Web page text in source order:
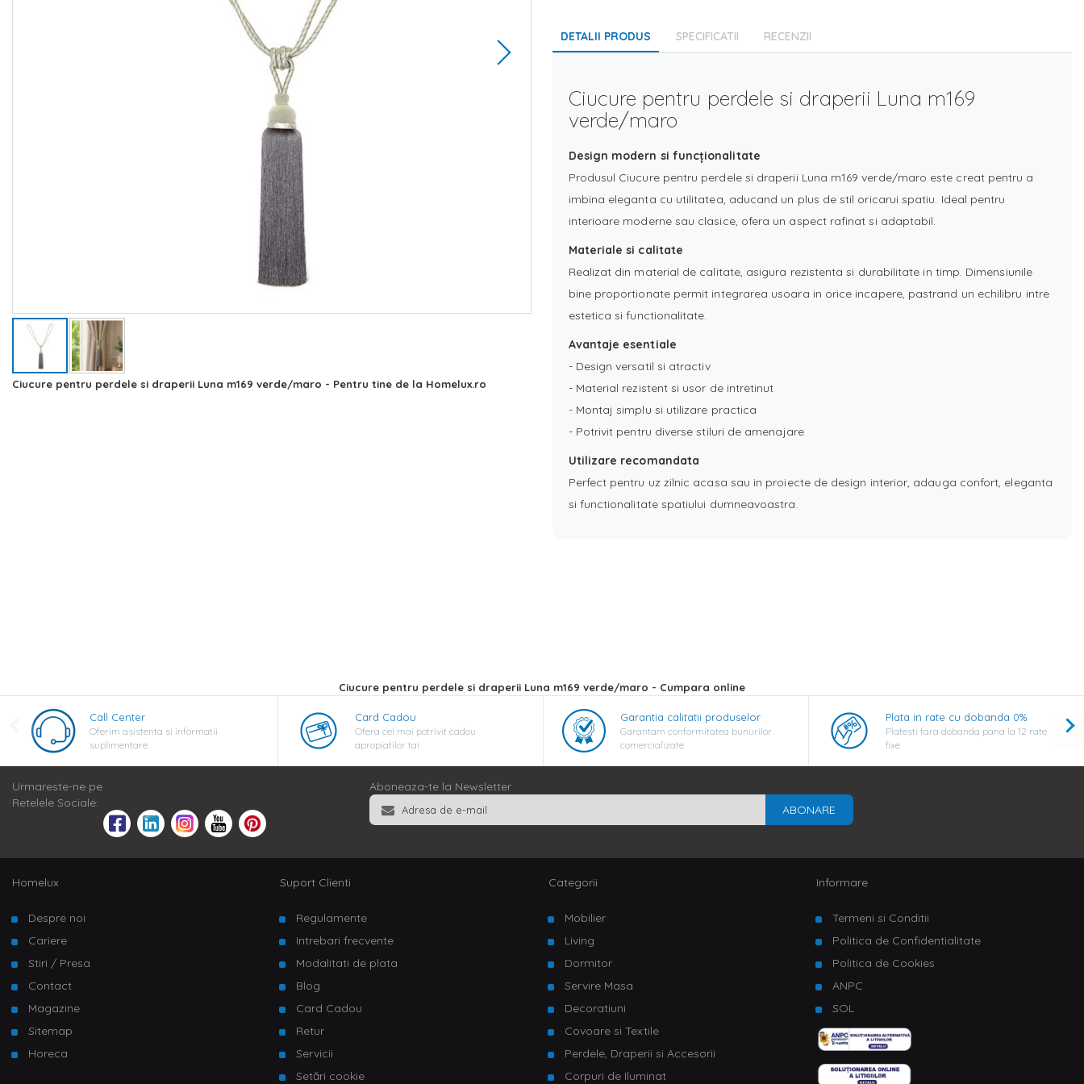
Skip
Ciucure pentru perdele si draperii Luna m169 verde/maro - Pentru tine de la Homelux.ro
DETALII PRODUS
Ciucure pentru perdele si draperii Luna m169
verde/maro
Design modern si funcționalitate
Produsul Ciucure pentru perdele si draperii Luna m169 verde/maro este creat pentru a
imbina eleganta cu utilitatea, aducand un plus de stil oricarui spatiu. Ideal pentru
interioare moderne sau clasice, ofera un aspect rafinat si adaptabil.
Materiale si calitate
Realizat din material de calitate, asigura rezistenta si durabilitate in timp. Dimensiunile
bine proportionate permit integrarea usoara in orice incapere, pastrand un echilibru intre
estetica si functionalitate.
Avantaje esentiale
- Design versatil si atractiv
- Material rezistent si usor de intretinut
- Montaj simplu si utilizare practica
- Potrivit pentru diverse stiluri de amenajare
Utilizare recomandata
Perfect pentru uz zilnic acasa sau in proiecte de design interior, adauga confort, eleganta
si functionalitate spatiului dumneavoastra.
SPECIFICATII RECENZII
Ciucure pentru perdele si draperii Luna m169 verde/maro - Cumpara online
Call Center
Oferim asistenta si informatii
suplimentare
Card Cadou
Ofera cel mai potrivit cadou
apropiatilor tai
Garantia calitatii produselor
Garantam conformitatea bunurilor
comercializate
Plata in rate cu dobanda 0%
Platesti fara dobanda pana la 12 rate
fixe
Urmareste-ne pe
Retelele Sociale:
Aboneaza-te la Newsletter
ABONARE
Homelux
Despre noi
Cariere
Stiri / Presa
Contact
Magazine
Sitemap
Horeca
Suport Clienti
Regulamente
Intrebari frecvente
Modalitati de plata
Blog
Card Cadou
Retur
Servicii
Setări cookie
Categorii
Mobilier
Living
Dormitor
Servire Masa
Decoratiuni
Covoare si Textile
Perdele, Draperii si Accesorii
Corpuri de Iluminat
Informare
Termeni si Conditii
Politica de Confidentialitate
Politica de Cookies
ANPC
SOL